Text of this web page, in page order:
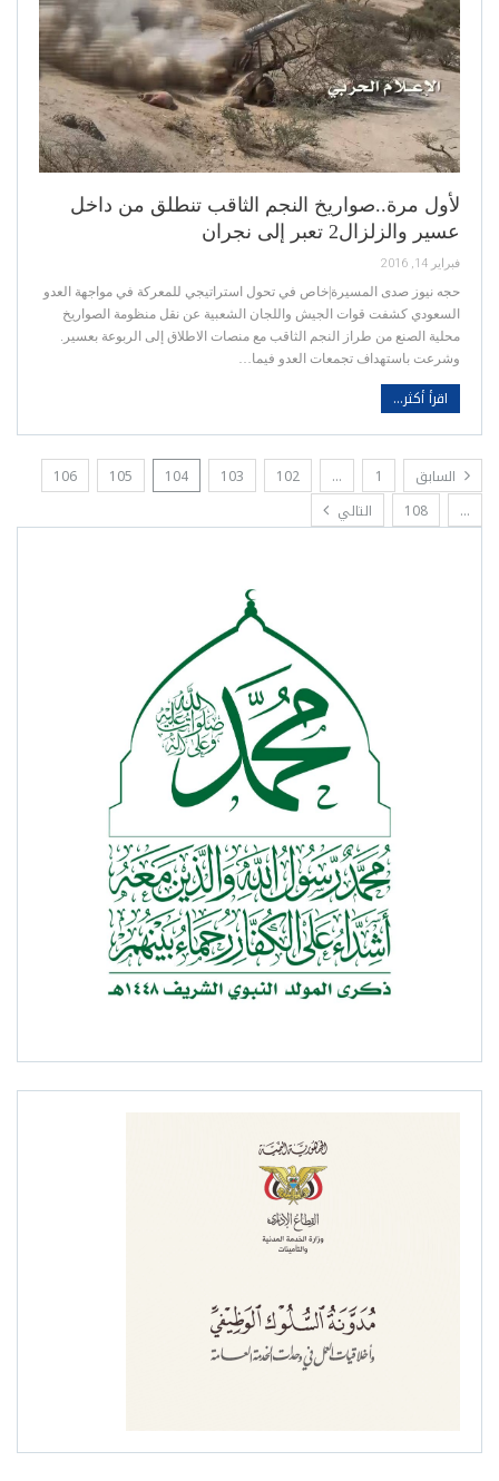
لأول مرة..صواريخ النجم الثاقب تنطلق من داخل
عسير والزلزال2 تعبر إلى نجران
فبراير 14, 2016
حجه نيوز صدى المسيرة|خاص في تحول استراتيجي للمعركة في مواجهة العدو
السعودي كشفت قوات الجيش واللجان الشعبية عن نقل منظومة الصواريخ
محلية الصنع من طراز النجم الثاقب مع منصات الاطلاق إلى الربوعة بعسير.
وشرعت باستهداف تجمعات العدو فيما…
اقرأ أكثر...
السابق 1
…
102
103
104
105
106
…
108 التالي